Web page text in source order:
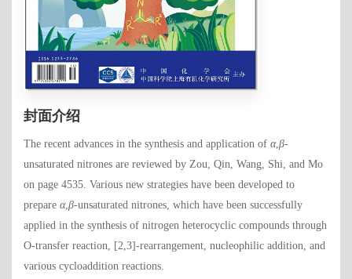
封面介绍
The recent advances in the synthesis and application of α,β-
unsaturated nitrones are reviewed by Zou, Qin, Wang, Shi, and Mo
on page 4535. Various new strategies have been developed to
prepare α,β-unsaturated nitrones, which have been successfully
applied in the synthesis of nitrogen heterocyclic compounds through
O-transfer reaction, [2,3]-rearrangement, nucleophilic addition, and
various cycloaddition reactions.